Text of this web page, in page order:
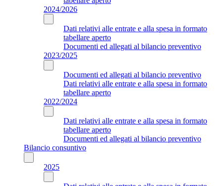
2024/2026
Dati relativi alle entrate e alla spesa in formato
tabellare aperto
Documenti ed allegati al bilancio preventivo
2023/2025
Documenti ed allegati al bilancio preventivo
Dati relativi alle entrate e alla spesa in formato
tabellare aperto
2022/2024
Dati relativi alle entrate e alla spesa in formato
tabellare aperto
Documenti ed allegati al bilancio preventivo
Bilancio consuntivo
2025